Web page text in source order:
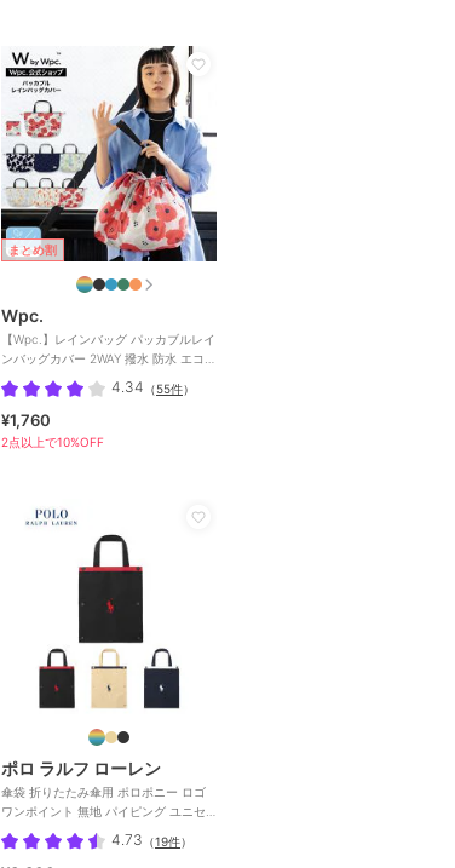
まとめ割
Wpc.
【Wpc.】レインバッグ パッカブルレイ
ンバッグカバー 2WAY 撥水 防水 エコバ
ッグ サブバッグ
4.34 （55件）
¥1,760
2点以上で10%OFF
ポロ ラルフ ローレン
傘袋 折りたたみ傘用 ポロポニー ロゴ
ワンポイント 無地 パイピング ユニセ
ックス
4.73 （19件）